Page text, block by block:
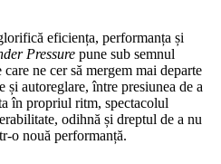
eficiența, performanța și
Pressure pune sub semnul
ne cer să mergem mai departe
autoreglare, între presiunea de a
în propriul ritm, spectacolul
odihnă și dreptul de a nu
o nouă performanță.